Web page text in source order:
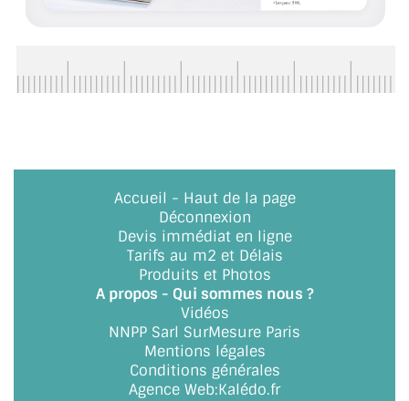
CATALOGUE DE PROFILS ET FIXATION DU
VERRE
LES PROFILS PAROI DE VERRE
VITRINE EN VERRE
CONNECTEURS ET ASSEMBLAGE DE VERRES
PLATS ET CORNIÈRES
LES CHARNIÈRES DE PORTE EN VERRE
BOUTONS ET POIGNÉES
Accueil - Haut de la page
Déconnexion
Devis immédiat en ligne
Tarifs au m2 et Délais
Produits et Photos
A propos - Qui sommes nous ?
Vidéos
NNPP Sarl SurMesure Paris
Mentions légales
Conditions générales
Agence Web:Kalédo.fr